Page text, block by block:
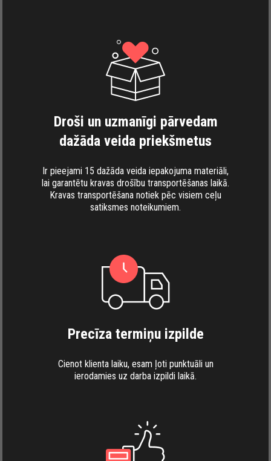
Droši un uzmanīgi pārvedam
dažāda veida priekšmetus
Ir pieejami 15 dažāda veida iepakojuma materiāli,
lai garantētu kravas drošību transportēšanas laikā.
Kravas transportēšana notiek pēc visiem ceļu
satiksmes noteikumiem.
Precīza termiņu izpilde
Cienot klienta laiku, esam ļoti punktuāli un
ierodamies uz darba izpildi laikā.